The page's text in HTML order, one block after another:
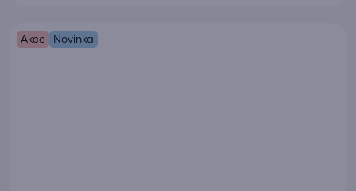
Akce Novinka